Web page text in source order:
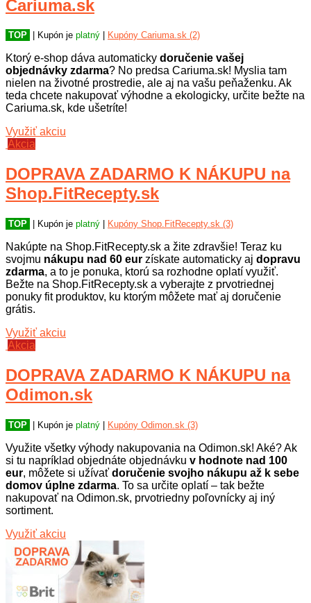
Cariuma.sk
TOP | Kupón je platný Kupóny Cariuma.sk (2)
Ktorý e-shop dáva automaticky doručenie vašej
objednávky zdarma? No predsa Cariuma.sk! Myslia tam
nielen na životné prostredie, ale aj na vašu peňaženku. Ak
teda chcete nakupovať výhodne a ekologicky, určite bežte na
Cariuma.sk, kde ušetríte!
Využiť akciu
Akcia
DOPRAVA ZADARMO K NÁKUPU na
Shop.FitRecepty.sk
TOP | Kupón je platný Kupóny Shop.FitRecepty.sk (3)
Nakúpte na Shop.FitRecepty.sk a žite zdravšie! Teraz ku
svojmu nákupu nad 60 eur získate automaticky aj dopravu
zdarma, a to je ponuka, ktorú sa rozhodne oplatí využiť.
Bežte na Shop.FitRecepty.sk a vyberajte z prvotriednej
ponuky fit produktov, ku ktorým môžete mať aj doručenie
grátis.
Využiť akciu
Akcia
DOPRAVA ZADARMO K NÁKUPU na
Odimon.sk
TOP | Kupón je platný Kupóny Odimon.sk (3)
Využite všetky výhody nakupovania na Odimon.sk! Aké? Ak
si tu napríklad objednáte objednávku v hodnote nad 100
eur, môžete si užívať doručenie svojho nákupu až k sebe
domov úplne zdarma. To sa určite oplatí – tak bežte
nakupovať na Odimon.sk, prvotriedny poľovnícky aj iný
sortiment.
Využiť akciu